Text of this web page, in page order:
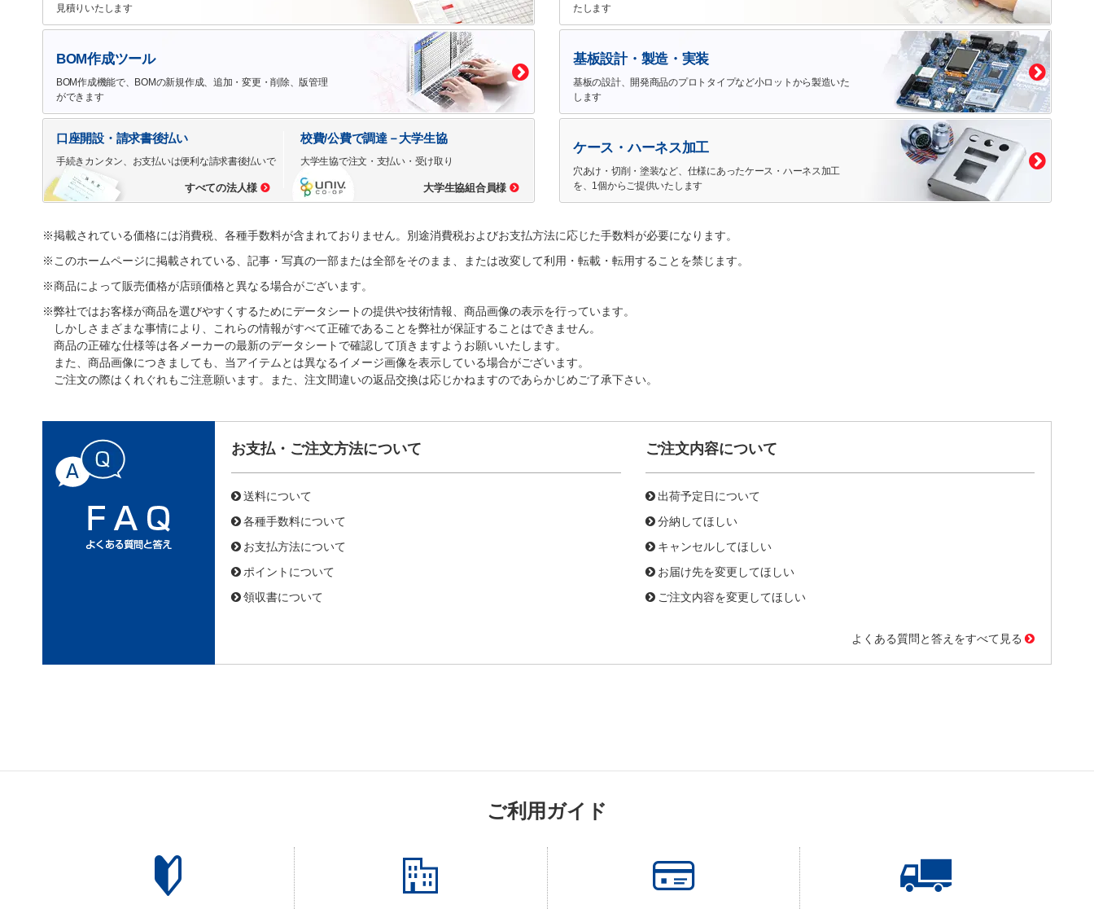
見積りいたします
BOM作成ツール
BOM作成機能で、BOMの新規作成、追加・変更・削除、版管理
ができます
口座開設・請求書後払い
手続きカンタン、お支払いは便利な請求書後払いで
すべての法人様
校費/公費で調達－大学生協
大学生協で注文・支払い・受け取り
大学生協組合員様
たします
基板設計・製造・実装
基板の設計、開発商品のプロトタイプなど小ロットから製造いた
します
ケース・ハーネス加工
穴あけ・切削・塗装など、仕様にあったケース・ハーネス加工
を、1個からご提供いたします
※掲載されている価格には消費税、各種手数料が含まれておりません。別途消費税およびお支払方法に応じた手数料が必要になります。
※このホームページに掲載されている、記事・写真の一部または全部をそのまま、または改変して利用・転載・転用することを禁じます。
※商品によって販売価格が店頭価格と異なる場合がございます。
※弊社ではお客様が商品を選びやすくするためにデータシートの提供や技術情報、商品画像の表示を行っています。
しかしさまざまな事情により、これらの情報がすべて正確であることを弊社が保証することはできません。
商品の正確な仕様等は各メーカーの最新のデータシートで確認して頂きますようお願いいたします。
また、商品画像につきましても、当アイテムとは異なるイメージ画像を表示している場合がございます。
ご注文の際はくれぐれもご注意願います。また、注文間違いの返品交換は応じかねますのであらかじめご了承下さい。
お支払・ご注文方法について
送料について
各種手数料について
お支払方法について
ポイントについて
領収書について
ご注文内容について
出荷予定日について
分納してほしい
キャンセルしてほしい
お届け先を変更してほしい
ご注文内容を変更してほしい
よくある質問と答えをすべて見る
ご利用ガイド